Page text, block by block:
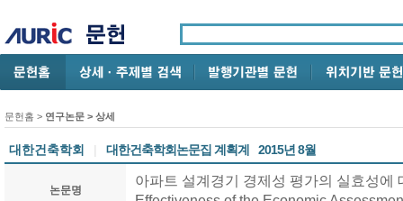
문헌홈 > 연구논문 > 상세
대한건축학회 | 대한건축학회논문집 계획계 2015년 8월
논문명
아파트 설계경기 경제성 평가의 실효성에